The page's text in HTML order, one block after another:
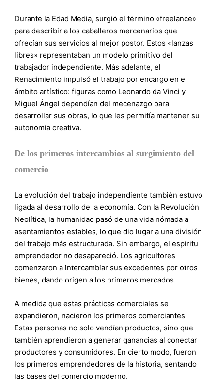
Durante la Edad Media, surgió el término «freelance»
para describir a los caballeros mercenarios que
ofrecían sus servicios al mejor postor. Estos «lanzas
libres» representaban un modelo primitivo del
trabajador independiente. Más adelante, el
Renacimiento impulsó el trabajo por encargo en el
ámbito artístico: figuras como Leonardo da Vinci y
Miguel Ángel dependían del mecenazgo para
desarrollar sus obras, lo que les permitía mantener su
autonomía creativa.
De los primeros intercambios al surgimiento del
comercio
La evolución del trabajo independiente también estuvo
ligada al desarrollo de la economía. Con la Revolución
Neolítica, la humanidad pasó de una vida nómada a
asentamientos estables, lo que dio lugar a una división
del trabajo más estructurada. Sin embargo, el espíritu
emprendedor no desapareció. Los agricultores
comenzaron a intercambiar sus excedentes por otros
bienes, dando origen a los primeros mercados.
A medida que estas prácticas comerciales se
expandieron, nacieron los primeros comerciantes.
Estas personas no solo vendían productos, sino que
también aprendieron a generar ganancias al conectar
productores y consumidores. En cierto modo, fueron
los primeros emprendedores de la historia, sentando
las bases del comercio moderno.